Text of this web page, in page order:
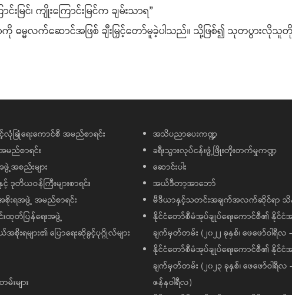
းမြင်၊ ကျိုးကြောင်းမြင်က ချမ်းသာရ”
ဓမ္မလက်ဆောင်အဖြစ် ချီးမြှင့်တော်မူခဲ့ပါသည်။ သို့ဖြစ်၍ သုတပွားလိုသူ
ခြုံရေးကောင်စီ အမည်စာရင်း
ည်စာရင်း
အစည်းများ
ဒုတိယဝန်ကြီးများစာရင်း
းရအဖွဲ့ အမည်စာရင်း
ထုတ်ပြန်ရေးအဖွဲ့
းရများ၏ ပြောရေးဆိုခွင့်ပုဂ္ဂိုလ်များ
းများ
အသိပညာပေးကဏ္ဍ
ခရီးသွားလုပ်ငန်းဖွံ့ဖြိုးတိုးတက်မှုကဏ္ဍ
ဆောင်းပါး
အယ်ဒီတာ့အာဘော်
မီဒီယာနှင့်သတင်းအချက်အလက်ဆိုင်ရာ သိ
နိုင်ငံတော်စီမံအုပ်ချုပ်ရေးကောင်စီ၏ နိုင်
ချက်မှတ်တမ်း (၂၀၂၂ ခုနှစ်၊ ဖေဖော်ဝါရီလ
နိုင်ငံတော်စီမံအုပ်ချုပ်ရေးကောင်စီ၏ နိုင်
ချက်မှတ်တမ်း (၂၀၂၃ ခုနှစ်၊ ဖေဖော်ဝါရီလ
ဇန်နဝါရီလ)